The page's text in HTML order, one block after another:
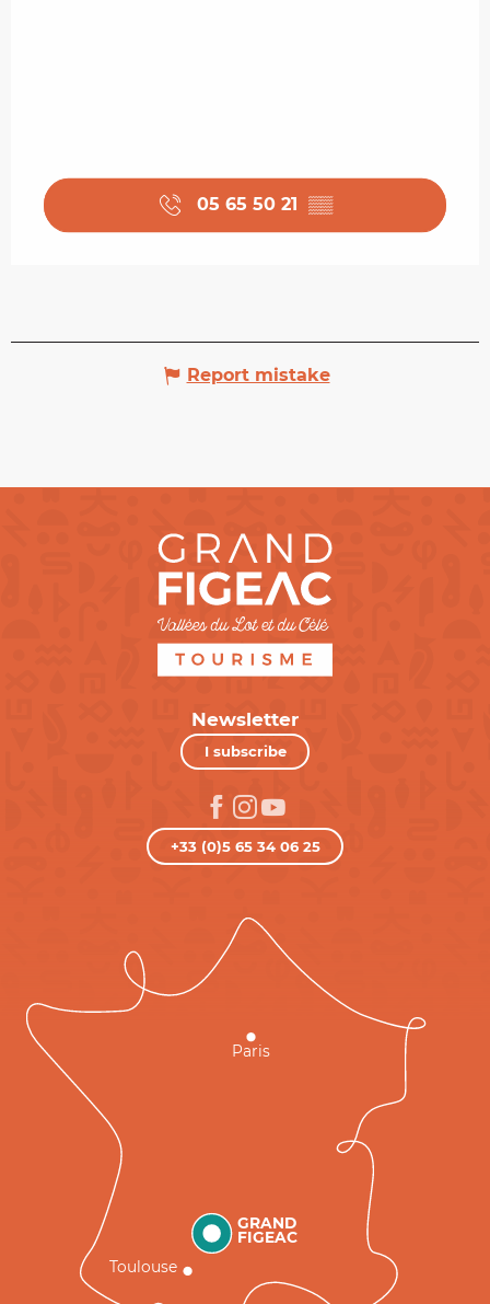
05 65 50 21 ▒▒
Report mistake
Newsletter
I subscribe
+33 (0)5 65 34 06 25
GRAND
FIGEAC
Toulouse
Paris